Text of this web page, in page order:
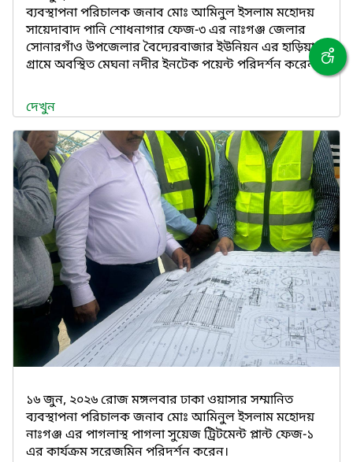
ব্যবস্থাপনা পরিচালক জনাব মোঃ আমিনুল ইসলাম মহোদয়
সায়েদাবাদ পানি শোধনাগার ফেজ-৩ এর নাঃগঞ্জ জেলার
সোনারগাঁও উপজেলার বৈদ্যেরবাজার ইউনিয়ন এর হাড়িয়া
গ্রামে অবস্থিত মেঘনা নদীর ইনটেক পয়েন্ট পরিদর্শন করেন।
দেখুন
১৬ জুন, ২০২৬ রোজ মঙ্গলবার ঢাকা ওয়াসার সম্মানিত
ব্যবস্থাপনা পরিচালক জনাব মোঃ আমিনুল ইসলাম মহোদয়
নাঃগঞ্জ এর পাগলাস্থ পাগলা সুয়েজ ট্রিটমেন্ট প্লান্ট ফেজ-১
এর কার্যক্রম সরেজমিন পরিদর্শন করেন।